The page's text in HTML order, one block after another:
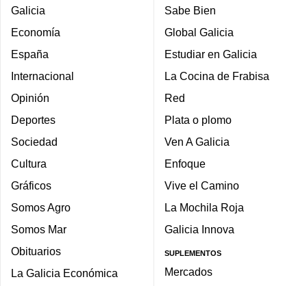
Galicia
Economía
España
Internacional
Opinión
Deportes
Sociedad
Cultura
Gráficos
Somos Agro
Somos Mar
Obituarios
La Galicia Económica
Sabe Bien
Global Galicia
Estudiar en Galicia
La Cocina de Frabisa
Red
Plata o plomo
Ven A Galicia
Enfoque
Vive el Camino
La Mochila Roja
Galicia Innova
SUPLEMENTOS
Mercados